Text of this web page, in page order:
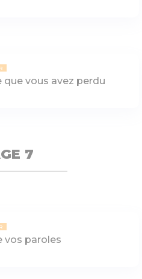
que vous avez perdu
7
vos paroles